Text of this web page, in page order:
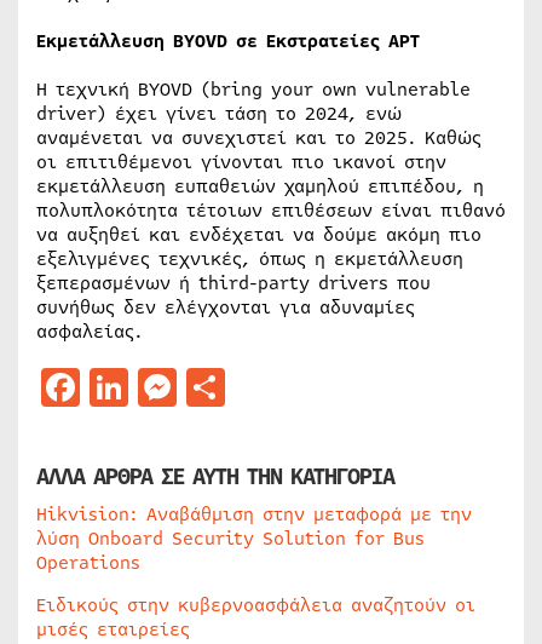
Εκμετάλλευση BYOVD σε Εκστρατείες APT
Η τεχνική BYOVD (bring your own vulnerable
driver) έχει γίνει τάση το 2024, ενώ
αναμένεται να συνεχιστεί και το 2025. Καθώς
οι επιτιθέμενοι γίνονται πιο ικανοί στην
εκμετάλλευση ευπαθειών χαμηλού επιπέδου, η
πολυπλοκότητα τέτοιων επιθέσεων είναι πιθανό
να αυξηθεί και ενδέχεται να δούμε ακόμη πιο
εξελιγμένες τεχνικές, όπως η εκμετάλλευση
ξεπερασμένων ή third-party drivers που
συνήθως δεν ελέγχονται για αδυναμίες
ασφαλείας.
Facebook
LinkedIn
Messenger
ΑΛΛΑ ΑΡΘΡΑ ΣΕ ΑΥΤΗ ΤΗΝ ΚΑΤΗΓΟΡΙΑ
Hikvision: Αναβάθμιση στην μεταφορά με την
λύση Onboard Security Solution for Bus
Operations
Ειδικούς στην κυβερνοασφάλεια αναζητούν οι
μισές εταιρείες